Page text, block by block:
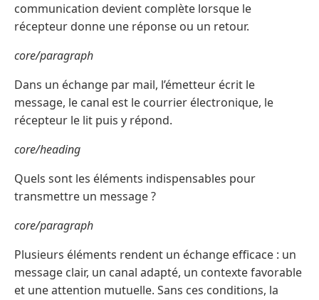
communication devient complète lorsque le
récepteur donne une réponse ou un retour.
core/paragraph
Dans un échange par mail, l’émetteur écrit le
message, le canal est le courrier électronique, le
récepteur le lit puis y répond.
core/heading
Quels sont les éléments indispensables pour
transmettre un message ?
core/paragraph
Plusieurs éléments rendent un échange efficace : un
message clair, un canal adapté, un contexte favorable
et une attention mutuelle. Sans ces conditions, la